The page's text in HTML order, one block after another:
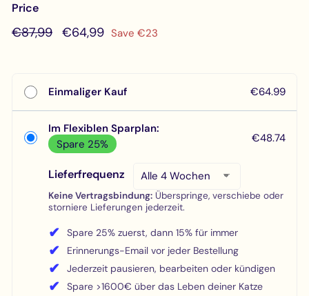
Price
Regular
€87,99€87,99
Sale
€64,99 €64,99
Save €23
Einmaliger Kauf €64.99
Im Flexiblen Sparplan:
Spare 25%
€48.74
Lieferfrequenz
Keine Vertragsbindung:Überspringe, verschiebe oder
storniere Lieferungen jederzeit.
✔ Spare 25% zuerst, dann 15% für immer
✔ Erinnerungs-Email vor jeder Bestellung
✔ Jederzeit pausieren, bearbeiten oder kündigen
✔ Spare >1600€ über das Leben deiner Katze